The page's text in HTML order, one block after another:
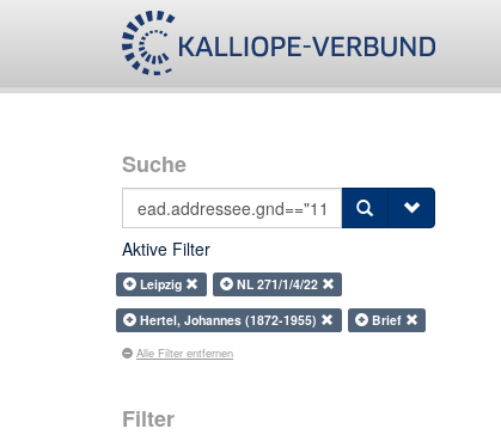
Suche
Aktive Filter
Leipzig
NL 271/1/4/22
Hertel, Johannes (1872-1955)
Brief
Alle Filter entfernen
Filter